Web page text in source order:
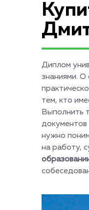
Диплом
знаниями. О
тем, кто
Выполнить
документов
нужно
на работу,